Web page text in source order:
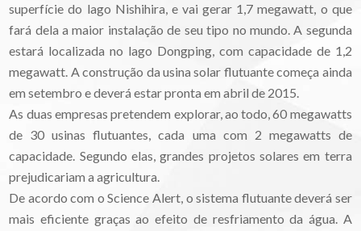
superfície do lago Nishihira, e vai gerar 1,7 megawatt, o que
fará dela a maior instalação de seu tipo no mundo. A segunda
estará localizada no lago Dongping, com capacidade de 1,2
megawatt. A construção da usina solar flutuante começa ainda
em setembro e deverá estar pronta em abril de 2015.
As duas empresas pretendem explorar, ao todo, 60 megawatts
de 30 usinas flutuantes, cada uma com 2 megawatts de
capacidade. Segundo elas, grandes projetos solares em terra
prejudicariam a agricultura.
De acordo com o Science Alert, o sistema flutuante deverá ser
mais eficiente graças ao efeito de resfriamento da água. A